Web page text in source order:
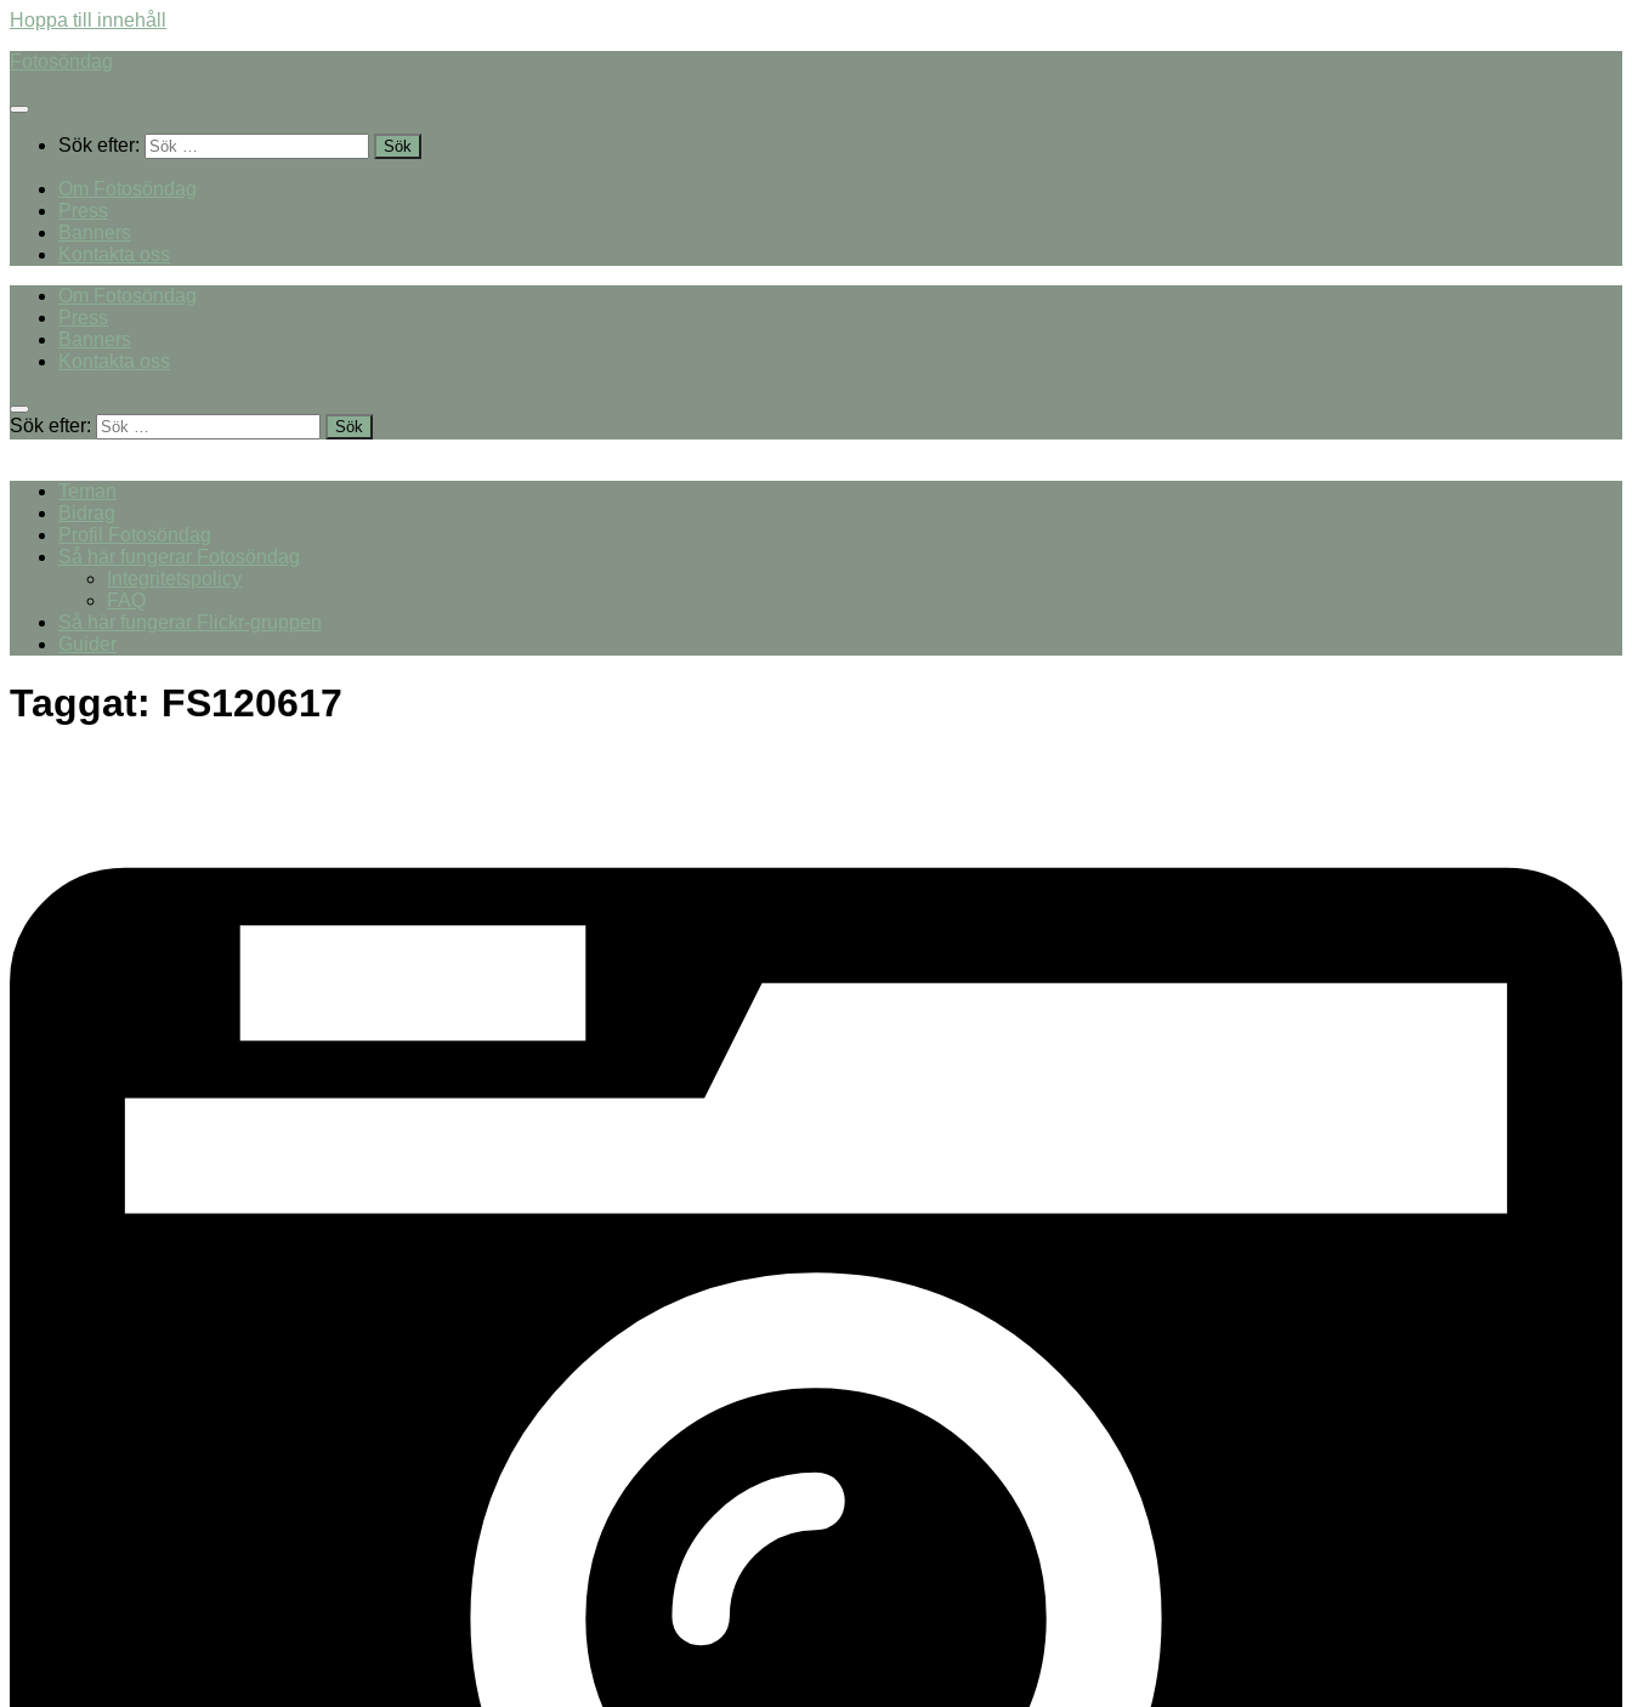
Hoppa till innehåll
Fotosöndag
Sök efter:
Om Fotosöndag
Press
Banners
Kontakta oss
Om Fotosöndag
Press
Banners
Kontakta oss
Sök efter:
Teman
Bidrag
Profil Fotosöndag
Så här fungerar Fotosöndag
Integritetspolicy
FAQ
Så här fungerar Flickr-gruppen
Guider
Taggat: FS120617